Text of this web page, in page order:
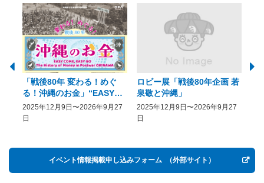
「戦後80年 変わる！めぐ
る！沖縄のお金」“EASY
COME, EASY GO － The
History of Money in
2025年12月9日〜2026年9月27
日
ロビー展「戦後80年企画 若
泉敬と沖縄」
2025年12月9日〜2026年9月27
日
イベント情報掲載申し込みフォーム （外部サイト）